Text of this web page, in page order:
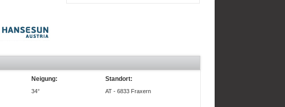
Neigung: Standort:
34° AT - 6833 Fraxern